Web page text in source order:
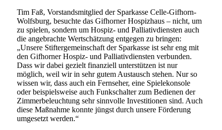
Tim Faß, Vorstandsmitglied der Sparkasse Celle-Gifhorn-
Wolfsburg, besuchte das Gifhorner Hospizhaus – nicht, um
zu spielen, sondern um Hospiz- und Palliativdiensten auch
die angebrachte Wertschätzung entgegen zu bringen:
„Unsere Stiftergemeinschaft der Sparkasse ist sehr eng mit
den Gifhorner Hospiz- und Palliativdiensten verbunden.
Dass wir dabei gezielt finanziell unterstützen ist nur
möglich, weil wir in sehr gutem Austausch stehen. Nur so
wissen wir, dass auch ein Fernseher, eine Spielekonsole
oder beispielsweise auch Funkschalter zum Bedienen der
Zimmerbeleuchtung sehr sinnvolle Investitionen sind. Auch
diese Maßnahme konnte jüngst durch unsere Förderung
umgesetzt werden.“